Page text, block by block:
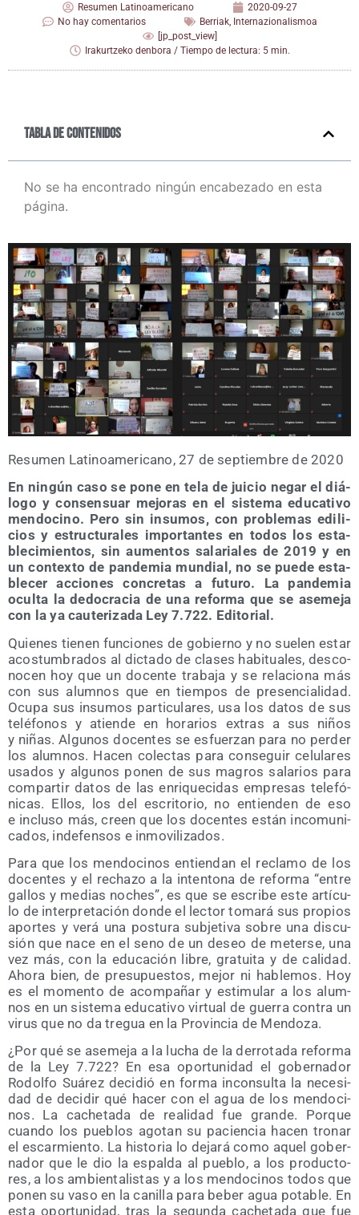
Resumen Latinoamericano
2020-09-27
No hay comentarios
Berriak, Internazionalismoa
[jp_post_view]
Irakurtzeko denbora / Tiempo de lectura: 5 min.
Tabla de contenidos
No se ha encontrado ningún encabezado en esta
página.
Resu­men Lati­no­ame­ri­cano, 27 de sep­tiem­bre de 2020
En nin­gún caso se pone en tela de jui­cio negar el diá­
lo­go y con­sen­suar mejo­ras en el sis­te­ma edu­ca­ti­vo
men­do­cino. Pero sin insu­mos, con pro­ble­mas edi­li­
cios y estruc­tu­ra­les impor­tan­tes en todos los esta­
ble­ci­mien­tos, sin aumen­tos sala­ria­les de 2019 y en
un con­tex­to de pan­de­mia mun­dial, no se pue­de esta­
ble­cer accio­nes con­cre­tas a futu­ro. La pan­de­mia
ocul­ta la dedo­cra­cia de una refor­ma que se ase­me­ja
con la ya cau­te­ri­za­da Ley 7.722. Editorial.
Quie­nes tie­nen fun­cio­nes de gobierno y no sue­len estar
acos­tum­bra­dos al dic­ta­do de cla­ses habi­tua­les, des­co­
no­cen hoy que un docen­te tra­ba­ja y se rela­cio­na más
con sus alum­nos que en tiem­pos de pre­sen­cia­li­dad.
Ocu­pa sus insu­mos par­ti­cu­la­res, usa los datos de sus
telé­fo­nos y atien­de en hora­rios extras a sus niños
y niñas. Algu­nos docen­tes se esfuer­zan para no per­der
los alum­nos. Hacen colec­tas para con­se­guir celu­la­res
usa­dos y algu­nos ponen de sus magros sala­rios para
com­par­tir datos de las enri­que­ci­das empre­sas tele­fó­
ni­cas. Ellos, los del escri­to­rio, no entien­den de eso
e inclu­so más, creen que los docen­tes están inco­mu­ni­
ca­dos, inde­fen­sos e inmovilizados.
Para que los men­do­ci­nos entien­dan el recla­mo de los
docen­tes y el recha­zo a la inten­to­na de refor­ma “entre
gallos y medias noches”, es que se escri­be este artícu­
lo de inter­pre­ta­ción don­de el lec­tor toma­rá sus pro­pios
apor­tes y verá una pos­tu­ra sub­je­ti­va sobre una dis­cu­
sión que nace en el seno de un deseo de meter­se, una
vez más, con la edu­ca­ción libre, gra­tui­ta y de cali­dad.
Aho­ra bien, de pre­su­pues­tos, mejor ni hable­mos. Hoy
es el momen­to de acom­pa­ñar y esti­mu­lar a los alum­
nos en un sis­te­ma edu­ca­ti­vo vir­tual de gue­rra con­tra un
virus que no da tre­gua en la Pro­vin­cia de Mendoza.
¿Por qué se ase­me­ja a la lucha de la derro­ta­da refor­ma
de la Ley 7.722? En esa opor­tu­ni­dad el gober­na­dor
Rodol­fo Suá­rez deci­dió en for­ma incon­sul­ta la nece­si­
dad de deci­dir qué hacer con el agua de los men­do­ci­
nos. La cache­ta­da de reali­dad fue gran­de. Por­que
cuan­do los pue­blos ago­tan su pacien­cia hacen tro­nar
el escar­mien­to. La his­to­ria lo deja­rá como aquel gober­
na­dor que le dio la espal­da al pue­blo, a los pro­duc­to­
res, a los ambien­ta­lis­tas y a los men­do­ci­nos todos que
ponen su vaso en la cani­lla para beber agua pota­ble. En
esta opor­tu­ni­dad, tras la segun­da cache­ta­da que fue